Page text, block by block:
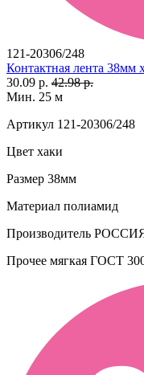
121-20306/248
Контактная лента 38мм
30.09 р. 42.98 р.
Мин. 25 м
Артикул 121-20306/248
Цвет хаки
Размер 38мм
Материал полиамид
Производитель
Прочее мягкая ГОСТ